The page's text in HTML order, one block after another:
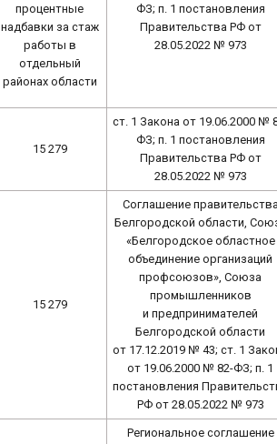
процентные
надбавки за стаж
работы в
отдельный
районах области
ФЗ; п. 1 постановления
Правительства РФ от
28.05.2022 № 973
15 279
ст. 1 Закона от 19.06.2000 №
ФЗ; п. 1 постановления
Правительства РФ от
28.05.2022 № 973
15 279
Соглашение
Белгородской области,
«Белгородское областное
объединение организаций
профсоюзов», Союза
промышленников
и предпринимателей
Белгородской области
от 17.12.2019 № 43; ст. 1
от 19.06.2000 № 82-ФЗ; п. 1
постановления
РФ от 28.05.2022 № 973
Региональное соглашение